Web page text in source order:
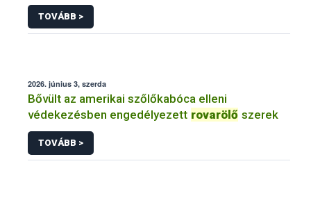
TOVÁBB >
2026. június 3, szerda
Bővült az amerikai szőlőkabóca elleni
védekezésben engedélyezett rovarölő szerek
TOVÁBB >